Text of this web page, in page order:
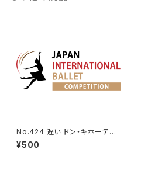
No.424 遅い ドン・キホーテよ
りキューピッドのVa.
¥500